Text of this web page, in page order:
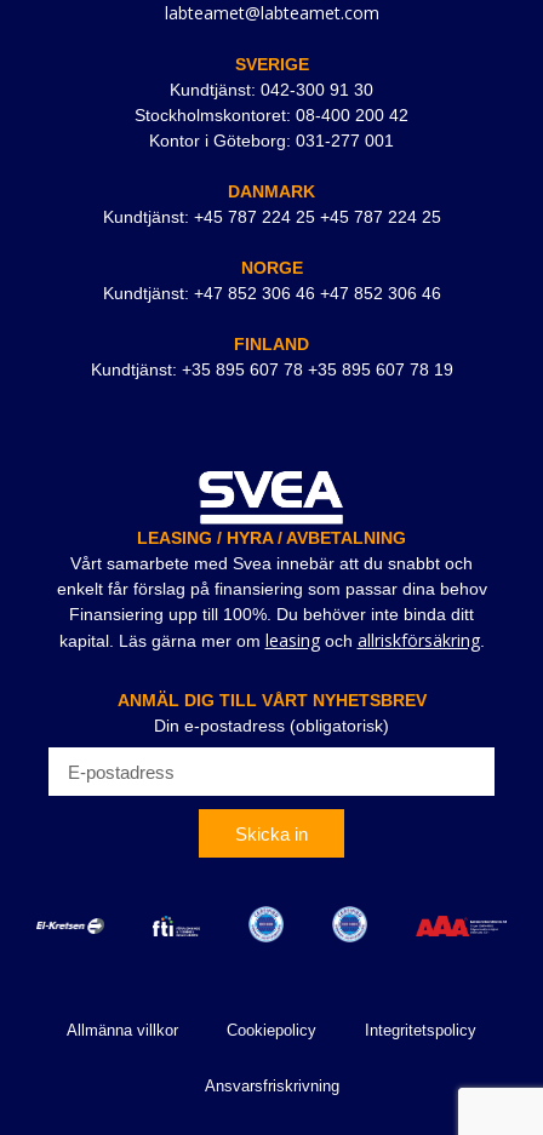
labteamet@labteamet.com
SVERIGE
Kundtjänst: 042-300 91 30
Stockholmskontoret: 08-400 200 42
Kontor i Göteborg: 031-277 001
DANMARK
Kundtjänst: +45 787 224 25 +45 787 224 25
NORGE
Kundtjänst: +47 852 306 46 +47 852 306 46
FINLAND
Kundtjänst: +35 895 607 78 +35 895 607 78 19
LEASING / HYRA / AVBETALNING
Vårt samarbete med Svea innebär att du snabbt och
enkelt får förslag på finansiering som passar dina behov
Finansiering upp till 100%. Du behöver inte binda ditt
kapital. Läs gärna mer om leasingoch allriskförsäkring.
ANMÄL DIG TILL VÅRT NYHETSBREV
Din e-postadress (obligatorisk)
Skicka in
Allmänna villkor Cookiepolicy Integritetspolicy
Ansvarsfriskrivning